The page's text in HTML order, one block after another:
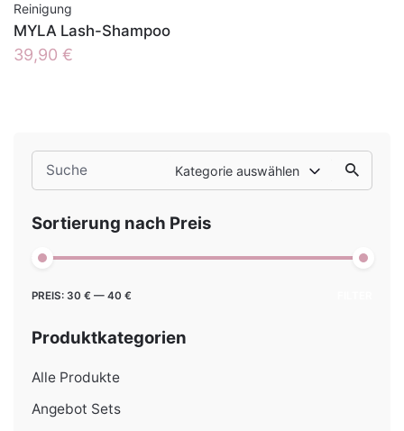
Search
for
Kategorie auswählen
Sortierung nach Preis
Min.
Max.
PREIS: 30 € — 40 €
Produktkategorien
Alle Produkte
Angebot Sets
Reinigung
MYLA Lash-Shampoo
39,90 €